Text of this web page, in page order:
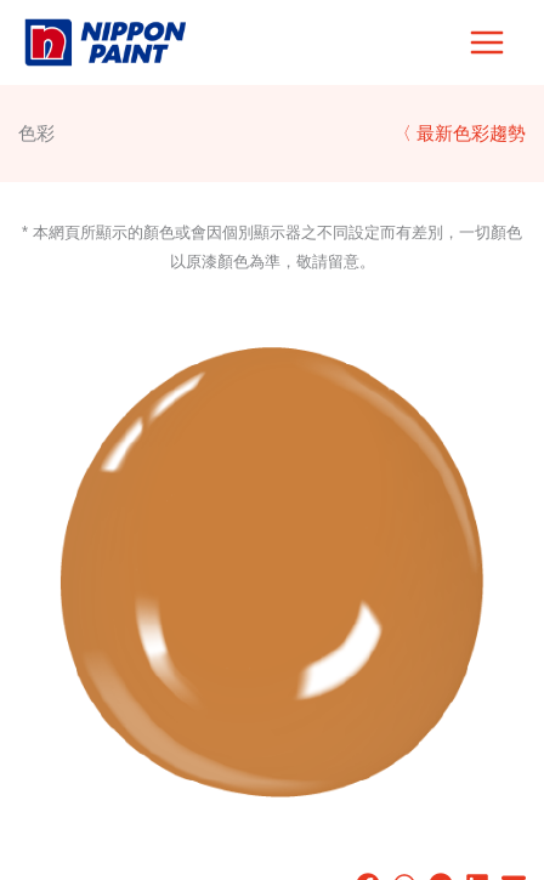
Skip
色彩 〈 最新色彩趨勢
* 本網頁所顯示的顏色或會因個別顯示器之不同設定而有差別，一切顏色
以原漆顏色為準，敬請留意。